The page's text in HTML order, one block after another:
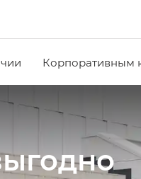
Корпоративным